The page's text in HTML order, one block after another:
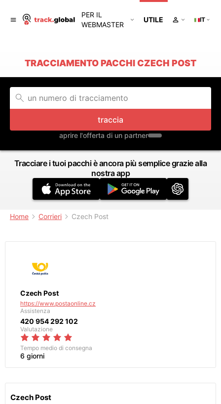
PER IL
WEBMASTER
UTILE IT
TRACCIAMENTO PACCHI CZECH POST
traccia
aprire l'offerta di un partner
Tracciare i tuoi pacchi è ancora più semplice grazie alla
nostra app
Home Corrieri Czech Post
Czech Post
https://www.postaonline.cz
Assistenza
420 954 292 102
Valutazione
Tempo medio di consegna
6 giorni
Czech Post